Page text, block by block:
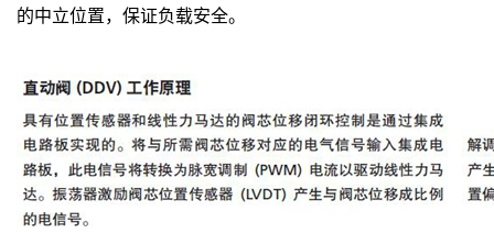
的中立位置，保证负载安全。